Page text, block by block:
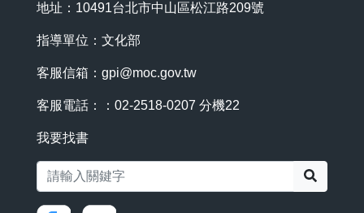
地址：10491台北市中山區松江路209號
指導單位：文化部
客服信箱： gpi@moc.gov.tw
客服電話：：02-2518-0207 分機22
我要找書